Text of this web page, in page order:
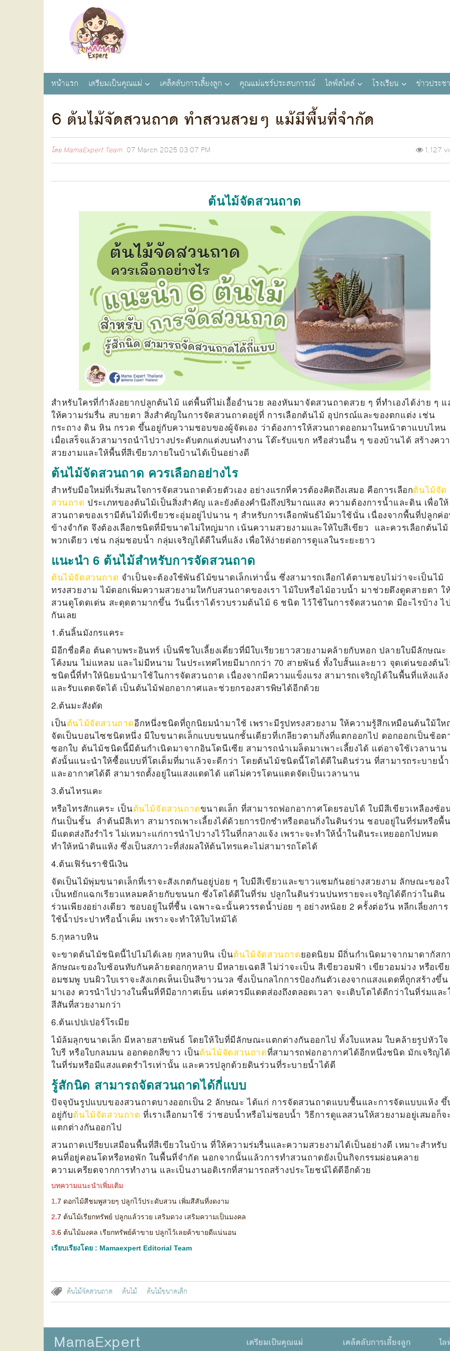
หน้าแรก เตรียมเป็นคุณแม่ เคล็ดลับการเลี้ยงลูก คุณแม่แชร์ประสบการณ์ ไลฟ์สไตล์ โรงเรียน ข่าวประ
6 ต้นไม้จัดสวนถาด ทำสวนสวยๆ แม้มีพื้นที่จำกัด
โดยMamaExpert Team 07 March 2025 03:07 PM 1,127
ต้นไม้จัดสวนถาด
สำหรับใครที่กำลังอยากปลูกต้นไม้ แต่พื้นที่ไม่เอื้ออำนวย ลองหันมาจัดสวนถาดสวย ๆ ที่ทำเองได้ง่าย ๆ แ
ให้ความร่มรื่น สบายตา สิ่งสำคัญในการจัดสวนถาดอยู่ที่ การเลือกต้นไม้ อุปกรณ์และของตกแต่ง เช่น
กระถาง ดิน หิน กรวด ขึ้นอยู่กับความชอบของผู้จัดเอง ว่าต้องการให้สวนถาดออกมาในหน้าตาแบบไหน
เมื่อเสร็จแล้วสามารถนำไปวางประดับตกแต่งบนทำงาน โต๊ะรับแขก หรือส่วนอื่น ๆ ของบ้านได้ สร้างคว
สวยงามและให้พื้นที่สีเขียวภายในบ้านได้เป็นอย่างดี
ต้นไม้จัดสวนถาด ควรเลือกอย่างไร
สำหรับมือใหม่ที่เริ่มสนใจการจัดสวนถาดด้วยตัวเอง อย่างแรกที่ควรต้องคิดถึงเสมอ คือการเลือกต้นไม้จัด
สวนถาด ประเภทของต้นไม้เป็นสิ่งสำคัญ และยังต้องคำนึงถึงปริมาณแสง ความต้องการน้ำและดิน เพื่อให้
สวนถาดของเรามีต้นไม้ที่เขียวชะอุ่มอยู่ไปนาน ๆ สำหรับการเลือกพันธ์ไม้มาใช้นั่น เนื่องจากพื้นที่ปลูกค่
ข้างจำกัด จึงต้องเลือกชนิดที่มีขนาดไม่ใหญ่มาก เน้นความสวยงามและให้ใบสีเขียว และควรเลือกต้นไม้
พวกเดียว เช่น กลุ่มชอบน้ำ กลุ่มเจริญได้ดีในที่แล้ง เพื่อให้ง่ายต่อการดูแลในระยะยาว
แนะนำ 6 ต้นไม้สำหรับการจัดสวนถาด
ต้นไม้จัดสวนถาด จำเป็นจะต้องใช้พันธ์ไม้ขนาดเล็กเท่านั้น ซึ่งสามารถเลือกได้ตามชอบไม่ว่าจะเป็นไม้
ทรงสวยงาม ไม้ดอกเพิ่มความสวยงามใหกับสวนถาดของเรา ไม้ใบหรือไม้อวบน้ำ มาช่วยดึงดูดสายตา ใ
สวนดูโดดเด่น สะดุดตามากขึ้น วันนี้เราได้รวบรวมต้นไม้ 6 ชนิด ไว้ใช้ในการจัดสวนถาด มีอะไรบ้าง ไ
กันเลย
1.ต้นลิ้นมังกรแคระ
มีอีกชื่อคือ ต้นดาบพระอินทร์ เป็นพืชใบเลี้ยงเดี่ยวที่มีใบเรียวยาวสวยงามคล้ายกับหอก ปลายใบมีลักษณะ
โค้งมน ไม่แหลม และไม่มีหนาม ในประเทศไทยมีมากกว่า 70 สายพันธ์ ทั้งใบสั้นและยาว จุดเด่นของต้น
ชนิดนี้ที่ทำให้นิยมนำมาใช้ในการจัดสวนถาด เนื่องจากมีความแข็งแรง สามารถเจริญได้ในพื้นที่แห้งแล้ง
และรับแดดจัดได้ เป็นต้นไม้ฟอกอากาศและช่วยกรองสารพิษได้อีกด้วย
2.ต้นมะสังดัด
เป็นต้นไม้จัดสวนถาดอีกหนึ่งชนิดที่ถูกนิยมนำมาใช้ เพราะมีรูปทรงสวยงาม ให้ความรู้สึกเหมือนต้นใม้ใ
จัดเป็นบอนไซชนิดหนึ่ง มีใบขนาดเล็กแบบขนนกชั้นเดียวที่เกลียวตามกิ่งที่แตกออกไป ดอกออกเป็นช้อต
ซอกใบ ต้นไม้ชนิดนี้มีต้นกำเนิดมาจากอินโดนีเซีย สามารถนำเมล็ดมาเพาะเลี้ยงได้ แต่อาจใช้เวลานาน
ดังนั้นแนะนำให้ซื้อแบบที่โตเต็มที่มาแล้วจะดีกว่า โดยต้นไม้ชนิดนี้โตได้ดีในดินร่วน ที่สามารถระบายน้ำ
และอากาศได้ดี สามารถตั้งอยู่ในแสงแดดได้ แต่ไม่ควรโดนแดดจัดเป็นเวลานาน
3.ต้นไทรแคะ
หรือไทรสักแคระ เป็นต้นไม้จัดสวนถาดขนาดเล็ก ที่สามารถฟอกอากาศโดยรอบได้ ใบมีสีเขียวเหลืองซ้อ
กันเป็นชั้น ลำต้นมีสีเทา สามารถเพาะเลี้ยงได้ด้วยการปักชำหรือตอนกิ่งในดินร่วน ชอบอยู่ในที่ร่มหรือพื้
มีแดดส่งถึงรำไร ไม่เหมาะแก่การนำไปวางไว้ในที่กลางแจ้ง เพราะจะทำให้น้ำในดินระเหยออกไปหมด
ทำให้หน้าดินแห้ง ซึ่งเป็นสภาวะที่ส่งผลให้ต้นไทรแคะไม่สามารถโตได้
4.ต้นเฟิร์นราชินีเงิน
จัดเป็นไม้พุ่มขนาดเล็กที่เราจะสังเกตกันอยู่บ่อย ๆ ใบมีสีเขียวและขาวแซมกันอย่างสวยงาม ลักษณะของ
เป็นหยักแฉกเรียวแหลมคล้ายกับขนนก ซึ่งโตได้ดีในที่ร่ม ปลูกในดินร่วนปนทรายจะเจริญได้ดีกว่าในดิน
ร่วนเพียงอย่างเดียว ชอบอยู่ในที่ชื้น เฉพาะฉะนั้นควรรดน้ำบ่อย ๆ อย่างหน้อย 2 ครั้งต่อวัน หลีกเลี่ยงการ
ใช้น้ำประปาหรือน้ำเค็ม เพราะจะทำให้ใบไหม้ได้
5.กุหลาบหิน
จะขาดต้นไม้ชนิดนี้ไปไม่ได้เลย กุหลาบหิน เป็นต้นไม้จัดสวนถาดยอดนิยม มีถิ่นกำเนิดมาจากมาดากัสก
ลักษณะของใบซ้อนทับกันคล้ายดอกกุหลาบ มีหลายเฉดสี ไม่ว่าจะเป็น สีเขียวอมฟ้า เขียวอมม่วง หรือเขี
อมชมพู บนผิวใบเราจะสังเกตเห็นเป็นสีขาวนวล ซี่งเป็นกลไกการป้องกันตัวเองจากแสงแดดที่ถูกสร้างขึ้น
มาเอง ควรนำไปวางในพื้นที่ทีมีอากาศเย็น แต่ควรมีแดดส่องถึงตลอดเวลา จะเติบโตได้ดีกว่าในที่ร่มและ
สีสันที่สวยงามกว่า
6.ต้นเปปเปอร์โรเมีย
ไม้ล้มลุกขนาดเล็ก มีหลายสายพันธ์ โดยให้ใบที่มีลักษณะแตกต่างกันออกไป ทั้งใบแหลม ใบคล้ายรูปหัวใจ
ใบรี หรือใบกลมมน ออกดอกสีขาว เป็นต้นไม้จัดสวนถาดที่สามารถฟอกอากาศได้อีกหนึ่งชนิด มักเจริญไ
ในที่ร่มหรือมีแสงแดดรำไรเท่านั้น และควรปลูกด้วยดินร่วนที่ระบายน้ำได้ดี
รู้สักนิด สามารถจัดสวนถาดได้กี่แบบ
ปัจจุบันรูปแบบของสวนถาดบางออกเป็น 2 ลักษณะ ได้แก่ การจัดสวนถาดแบบชื้นและการจัดแบบแห้ง ขึ้
อยู่กับต้นไม้จัดสวนถาด ที่เราเลือกมาใช้ ว่าชอบน้ำหรือไม่ชอบน้ำ วิธีการดูแลสวนให้สวยงามอยู่เสมอก็จ
แตกต่างกันออกไป
สวนถาดเปรียบเสมือนพื้นที่สีเขียวในบ้าน ที่ให้ความร่มรื่นและความสวยงามได้เป็นอย่างดี เหมาะสำหรับ
คนที่อยู่คอนโดหรือหอพัก ในพื้นที่จำกัด นอกจากนั้นแล้วการทำสวนถาดยังเป็นกิจกรรมผ่อนคลาย
ความเครียดจากการทำงาน และเป็นงานอดิเรกที่สามารถสร้างประโยชน์ได้ดีอีกด้วย
บทความแนะนำเพิ่มเติม
1.7 ดอกไม้สีชมพูสวยๆ ปลูกไว้ประดับสวน เพิ่มสีสันที่งดงาม
2.7 ต้นไม้เรียกทรัพย์ ปลูกแล้วรวย เสริมดวง เสริมความเป็นมงคล
3.6 ต้นไม้มงคล เรียกทรัพย์ค้าขาย ปลูกไว้เลยค้าขายดีแน่นอน
เรียบเรียงโดย : Mamaexpert Editorial Team
ต้นไม้จัดสวนถาด ต้นไม้ ต้นไม้ขนาดเล็ก
MamaExpert เตรียมเป็นคุณแม่ เคล็ดลับการเลี้ยงลูก ไ